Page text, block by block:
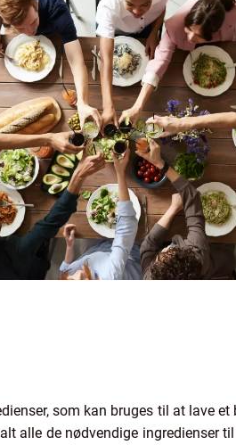
som kan bruges til at lave
alle de nødvendige ingredienser